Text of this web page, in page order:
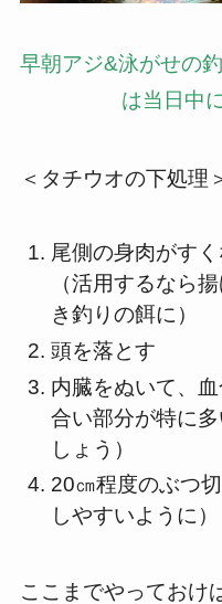
早朝アジ&泳がせの
は当日中
＜タチウオの下処理
尾側の身肉がす
（活用するなら
き釣りの餌に）
頭を落とす
内臓をぬいて、
合い部分が特に
しょう）
20㎝程度のぶつ
しやすいように）
ここまでやっておけ